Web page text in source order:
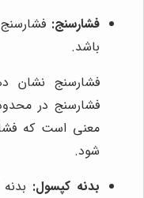
فشارسنج:
باشد.
فشارسنج نشان
فشارسنج در
معنی است که
شود.
بدنه کپسول: